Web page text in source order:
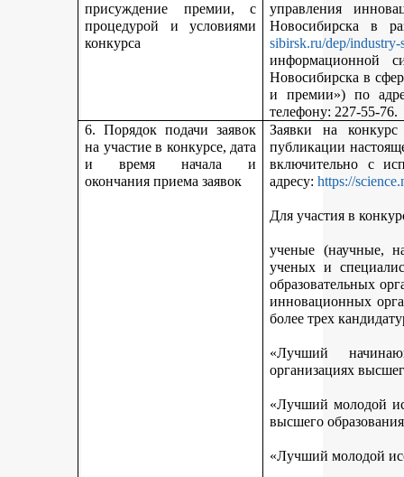
присуждение премии, с
процедурой и условиями
конкурса
управления
Новосибирска в
sibirsk.ru/dep/industry-
информационной
Новосибирска в
и премии») по
телефону: 227-55-76.
6. Порядок подачи заявок
на участие в конкурсе, дата
и время начала и
окончания приема заявок
Заявки на
публикации
включительно с
адресу:https://
Для участия в
ученые (научные,
ученых и
образовательных
инновационных
более трех
«Лучший
организациях
«Лучший молодой
высшего
«Лучший молодой